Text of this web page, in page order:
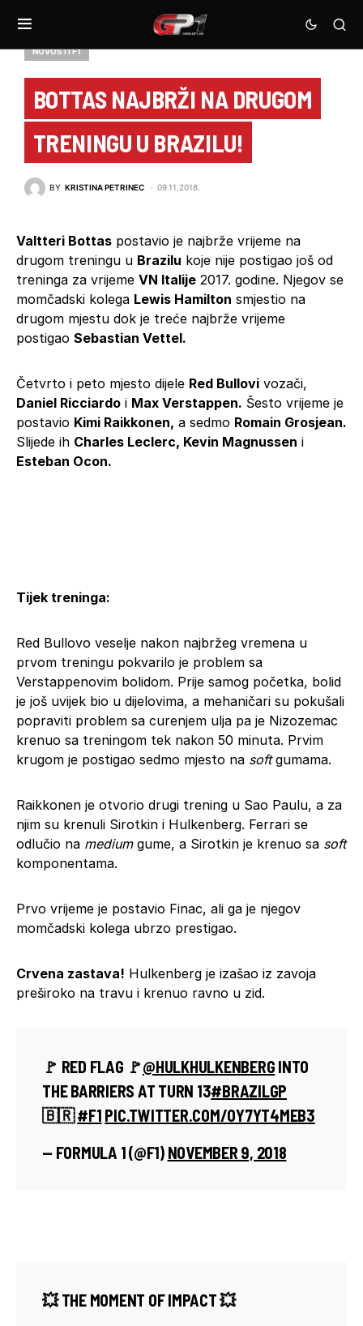
NOVOSTI F1
BOTTAS NAJBRŽI NA DRUGOM
TRENINGU U BRAZILU!
BY KRISTINA PETRINEC 09.11.2018.
Valtteri Bottas postavio je najbrže vrijeme na
drugom treningu u Brazilu koje nije postigao još od
treninga za vrijeme VN Italije 2017. godine. Njegov se
momčadski kolega Lewis Hamilton smjestio na
drugom mjestu dok je treće najbrže vrijeme
postigao Sebastian Vettel.
Četvrto i peto mjesto dijele Red Bullovi vozači,
Daniel Ricciardo i Max Verstappen. Šesto vrijeme je
postavio Kimi Raikkonen, a sedmo Romain Grosjean.
Slijede ih Charles Leclerc, Kevin Magnussen i
Esteban Ocon.
Tijek treninga:
Red Bullovo veselje nakon najbržeg vremena u
prvom treningu pokvarilo je problem sa
Verstappenovim bolidom. Prije samog početka, bolid
je još uvijek bio u dijelovima, a mehaničari su pokušali
popraviti problem sa curenjem ulja pa je Nizozemac
krenuo sa treningom tek nakon 50 minuta. Prvim
krugom je postigao sedmo mjesto na softgumama.
Raikkonen je otvorio drugi trening u Sao Paulu, a za
njim su krenuli Sirotkin i Hulkenberg. Ferrari se
odlučio na mediumgume, a Sirotkin je krenuo sa soft
komponentama.
Prvo vrijeme je postavio Finac, ali ga je njegov
momčadski kolega ubrzo prestigao.
Crvena zastava! Hulkenberg je izašao iz zavoja
preširoko na travu i krenuo ravno u zid.
🚩 RED FLAG 🚩@HULKHULKENBERG INTO
THE BARRIERS AT TURN 13#BRAZILGP
🇧🇷#F1 PIC.TWITTER.COM/OY7YT4MEB3
— FORMULA 1 (@F1) NOVEMBER 9, 2018
💥 THE MOMENT OF IMPACT 💥